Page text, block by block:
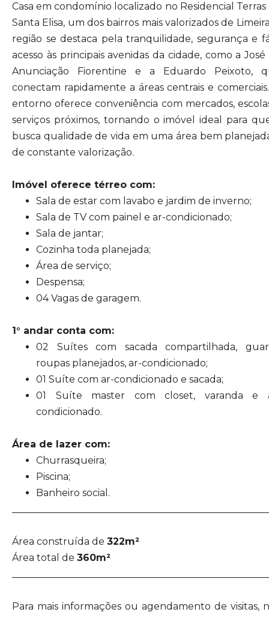
Casa em condomínio localizado no Residencial Terras
Santa Elisa, um dos bairros mais valorizados de
região se destaca pela tranquilidade, segurança e
acesso às principais avenidas da cidade, como a José
Anunciação Fiorentine e a Eduardo Peixoto,
conectam rapidamente a áreas centrais e
entorno oferece conveniência com mercados,
serviços próximos, tornando o imóvel ideal para
busca qualidade de vida em uma área bem
de constante valorização.
Imóvel oferece térreo com:
Sala de estar com lavabo e jardim de inverno;
Sala de TV com painel e ar-condicionado;
Sala de jantar;
Cozinha toda planejada;
Área de serviço;
Despensa;
04 Vagas de garagem.
1° andar conta com:
02 Suítes com sacada compartilhada,
roupas planejados, ar-condicionado;
01 Suíte com ar-condicionado e sacada;
01 Suíte master com closet, varanda e
condicionado.
Área de lazer com:
Churrasqueira;
Piscina;
Banheiro social.
Área construída de 322m²
Área total de 360m²
Para mais informações ou agendamento de visitas,